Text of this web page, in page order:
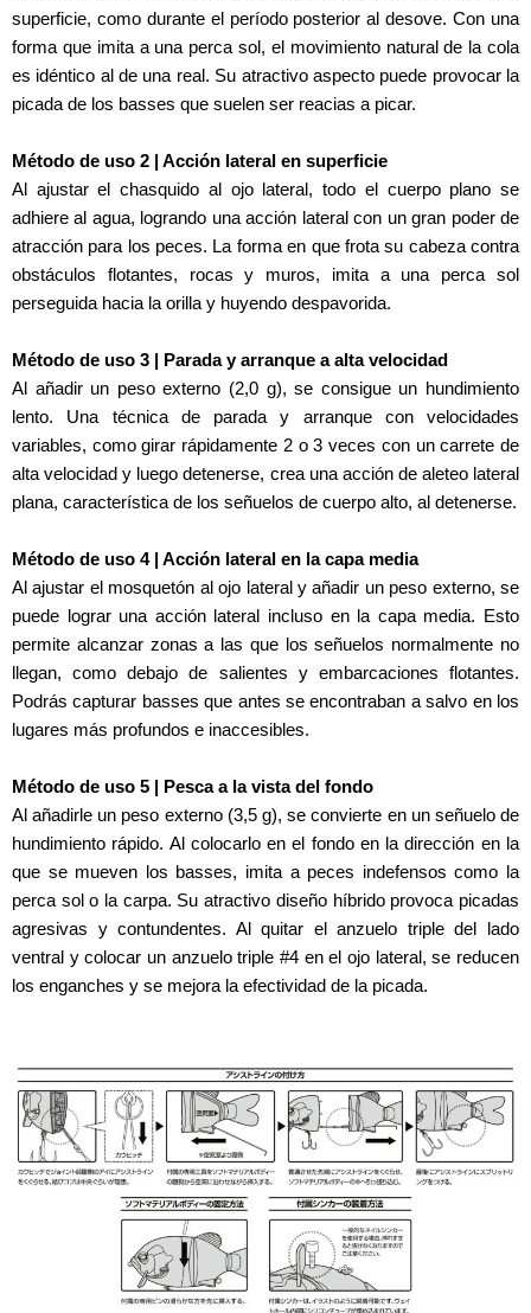
superficie, como durante el período posterior al desove. Con una
forma que imita a una perca sol, el movimiento natural de la cola
es idéntico al de una real. Su atractivo aspecto puede provocar la
picada de los basses que suelen ser reacias a picar.
Método de uso 2 | Acción lateral en superficie
Al ajustar el chasquido al ojo lateral, todo el cuerpo plano se
adhiere al agua, logrando una acción lateral con un gran poder de
atracción para los peces. La forma en que frota su cabeza contra
obstáculos flotantes, rocas y muros, imita a una perca sol
perseguida hacia la orilla y huyendo despavorida.
Método de uso 3 | Parada y arranque a alta velocidad
Al añadir un peso externo (2,0 g), se consigue un hundimiento
lento. Una técnica de parada y arranque con velocidades
variables, como girar rápidamente 2 o 3 veces con un carrete de
alta velocidad y luego detenerse, crea una acción de aleteo lateral
plana, característica de los señuelos de cuerpo alto, al detenerse.
Método de uso 4 | Acción lateral en la capa media
Al ajustar el mosquetón al ojo lateral y añadir un peso externo, se
puede lograr una acción lateral incluso en la capa media. Esto
permite alcanzar zonas a las que los señuelos normalmente no
llegan, como debajo de salientes y embarcaciones flotantes.
Podrás capturar basses que antes se encontraban a salvo en los
lugares más profundos e inaccesibles.
Método de uso 5 | Pesca a la vista del fondo
Al añadirle un peso externo (3,5 g), se convierte en un señuelo de
hundimiento rápido. Al colocarlo en el fondo en la dirección en la
que se mueven los basses, imita a peces indefensos como la
perca sol o la carpa. Su atractivo diseño híbrido provoca picadas
agresivas y contundentes. Al quitar el anzuelo triple del lado
ventral y colocar un anzuelo triple #4 en el ojo lateral, se reducen
los enganches y se mejora la efectividad de la picada.